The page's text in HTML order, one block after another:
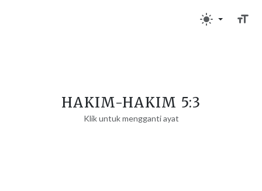
HAKIM-HAKIM 5:3
Klik untuk mengganti ayat